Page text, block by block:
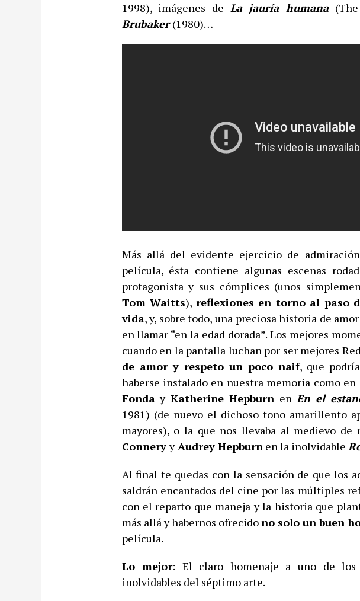
1998), imágenes de La jauría humana(The
Brubaker(1980)…
Más allá del evidente ejercicio de
película, ésta contiene algunas escenas
protagonista y sus cómplices (unos
Tom Waitts), reflexiones en torno al paso
vida, y, sobre todo, una preciosa historia de
en llamar “en la edad dorada”. Los mejores
cuando en la pantalla luchan por ser mejores
de amor y respeto un poco naif, que
haberse instalado en nuestra memoria como
FondayKatherine Hepburn en En el
1981) (de nuevo el dichoso tono amarillento
mayores), o la que nos llevaba al medievo de
ConneryyAudrey Hepburnen la inolvidable
Al final te quedas con la sensación de que los
saldrán encantados del cine por las múltiples
con el reparto que maneja y la historia que
más allá y habernos ofrecidono solo un buen
película.
Lo mejor: El claro homenaje a uno de los
inolvidables del séptimo arte.